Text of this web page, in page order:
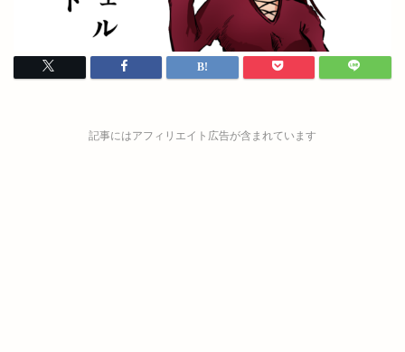
記事にはアフィリエイト広告が含まれています